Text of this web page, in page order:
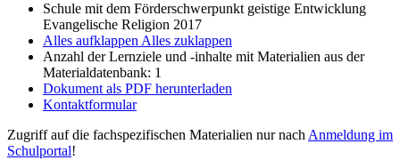
Schule mit dem Förderschwerpunkt geistige Entwicklung
Evangelische Religion 2017
Alles aufklappen Alles zuklappen
Anzahl der Lernziele und -inhalte mit Materialien aus der
Materialdatenbank: 1
Dokument als PDF herunterladen
Kontaktformular
Zugriff auf die fachspezifischen Materialien nur nach Anmeldung im
Schulportal!